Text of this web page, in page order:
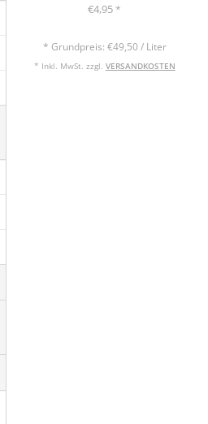
€4,95 *
* Grundpreis: €49,50 / Liter
* Inkl. MwSt. zzgl. VERSANDKOSTEN